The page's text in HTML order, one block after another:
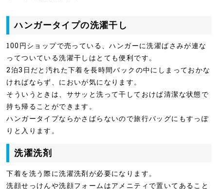
ハンガータイプの洗濯干し
100円ショップで売っている、ハンガーに洗濯ばさみが連な
ってついている洗濯干しはとても便利です。
2泊3日だと汚れた下着を長時間バックの中にしまっておかな
ければならず、においが気になります。
そういうときは、ササッと洗って干しておけば清潔な状態で
持ち帰ることができます。
ハンガータイプならかさばらないので旅行バッグにもすっぽ
りと入ります。
洗濯洗剤
下着を洗う際に洗濯洗剤が必要になります。
洗顔せっけんや洗顔フォームはアメニティで置いてあること